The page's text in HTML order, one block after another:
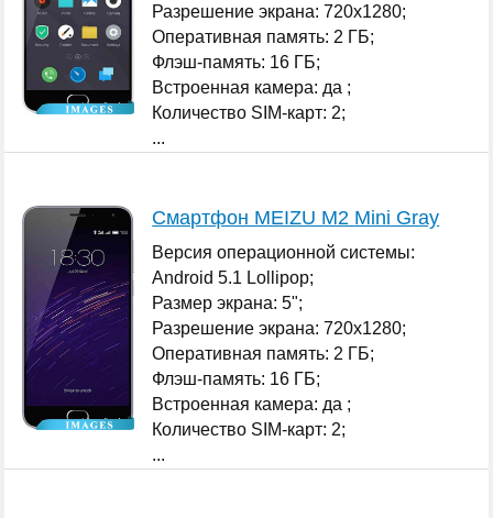
Разрешение экрана: 720x1280;
Оперативная память: 2 ГБ;
Флэш-память: 16 ГБ;
Встроенная камера: да ;
Количество SIM-карт: 2;
...
Смартфон MEIZU M2 Mini Gray
Версия операционной системы:
Android 5.1 Lollipop;
Размер экрана: 5";
Разрешение экрана: 720x1280;
Оперативная память: 2 ГБ;
Флэш-память: 16 ГБ;
Встроенная камера: да ;
Количество SIM-карт: 2;
...